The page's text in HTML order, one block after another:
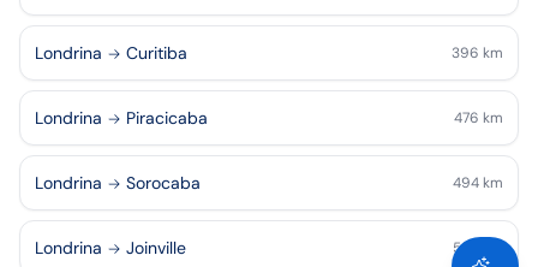
Londrina Curitiba 396 km
Londrina Piracicaba 476 km
Londrina Sorocaba 494 km
Londrina Joinville 530